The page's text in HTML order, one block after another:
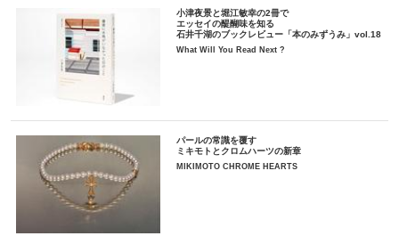
小津夜景と堀江敏幸の2冊で
エッセイの醍醐味を知る
石井千湖のブックレビュー「本のみずうみ」vol.18
What Will You Read Next ?
パールの常識を覆す
ミキモトとクロムハーツの新章
MIKIMOTO CHROME HEARTS